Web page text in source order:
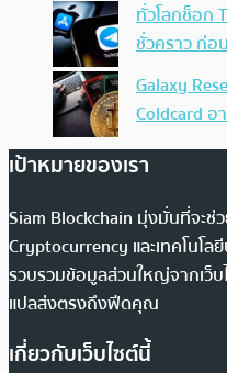
ทั่วโลกช็อก
ชั่วคราว ก่อ
Galaxy
Coldcard
เป้าหมายของเรา
Siam Blockchain มุ่งมั่นที่จะช่
Cryptocurrency และเทคโนโล
รวบรวมข้อมูลส่วนใหญ่จากเว็บ
แปลส่งตรงถึงฟีดคุณ
เกี่ยวกับเว็บไซต์นี้